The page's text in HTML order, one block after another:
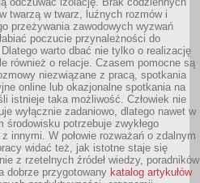
twarzą w twarz, luźnych rozmów i
przeżywania zawodowych wyzwań
poczucie przynależności do
Dlatego warto dbać nie tylko o realizację
również o relacje. Czasem pomocne są
niezwiązane z pracą, spotkania
online lub okazjonalne spotkania na
istnieje taka możliwość. Człowiek nie
wyłącznie zadaniowo, dlatego nawet w
środowisku potrzebuje zwykłego
innymi. W połowie rozważań o zdalnym
widać też, jak istotne staje się
z rzetelnych źródeł wiedzy, poradników
dobrze przygotowany katalog artykułów